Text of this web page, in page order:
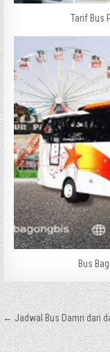
Tarif Bus
Bus
Navigasi
pos
← Jadwal Bus Damri dari